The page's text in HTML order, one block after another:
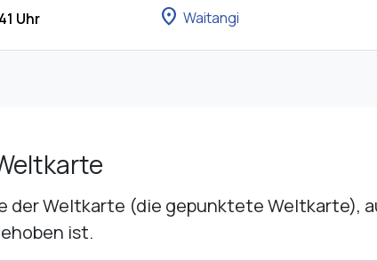
Uhr location_on Waitangi
der Weltkarte (die gepunktete Weltkarte),
ist.